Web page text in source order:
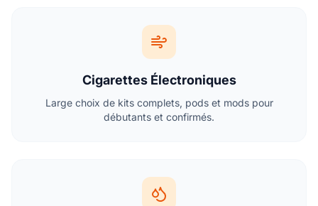
Cigarettes Électroniques
Large choix de kits complets, pods et mods pour
débutants et confirmés.